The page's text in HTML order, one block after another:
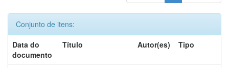
Conjunto de itens:
Data do
documento
Título Autor(es) Tipo